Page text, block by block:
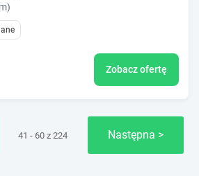
Zobacz ofertę
41 - 60 z 224 Następna